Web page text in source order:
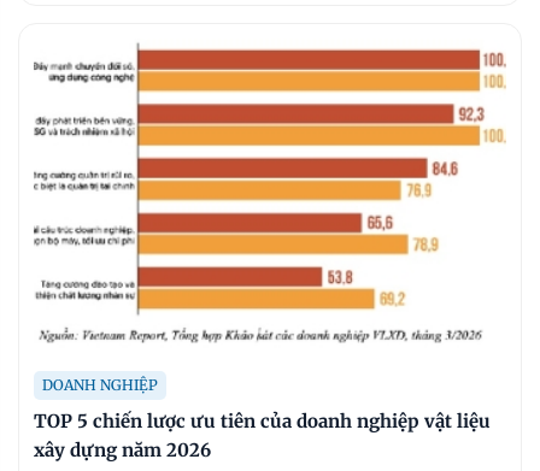
DOANH NGHIỆP
TOP 5 chiến lược ưu tiên của doanh nghiệp vật liệu
xây dựng năm 2026